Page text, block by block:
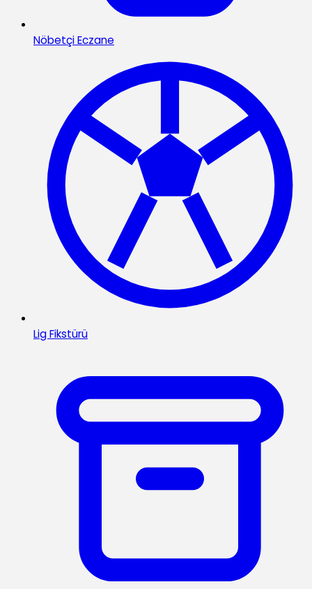
Nöbetçi Eczane
Lig Fikstürü